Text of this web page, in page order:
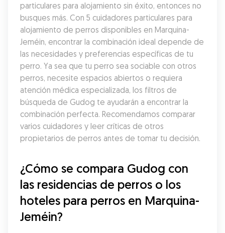
particulares para alojamiento sin éxito, entonces no
busques más. Con 5 cuidadores particulares para
alojamiento de perros disponibles en Marquina-
Jeméin, encontrar la combinación ideal depende de
las necesidades y preferencias específicas de tu
perro. Ya sea que tu perro sea sociable con otros
perros, necesite espacios abiertos o requiera
atención médica especializada, los filtros de
búsqueda de Gudog te ayudarán a encontrar la
combinación perfecta. Recomendamos comparar
varios cuidadores y leer críticas de otros
propietarios de perros antes de tomar tu decisión.
¿Cómo se compara Gudog con
las residencias de perros o los
hoteles para perros en Marquina-
Jeméin?